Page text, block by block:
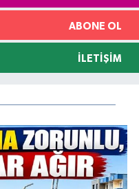
ABONE OL
İLETIŞIM